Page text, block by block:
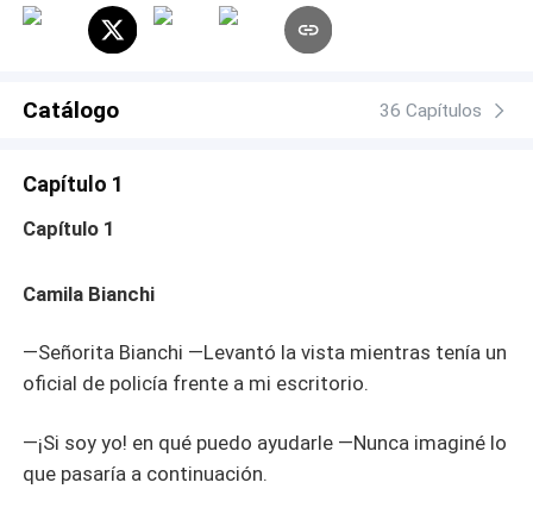
lealtad es un lujo y la venganza una ley, Camila y Mijail
lucharán contra sí mismos… hasta que el destino los
cuando el amor nace en el infierno, nadie sale ileso.
Catálogo 36 Capítulos
Capítulo 1
Capítulo 1
Camila Bianchi
—Señorita Bianchi —Levantó la vista mientras tenía un
oficial de policía frente a mi escritorio.
—¡Si soy yo! en qué puedo ayudarle —Nunca imaginé lo
que pasaría a continuación.